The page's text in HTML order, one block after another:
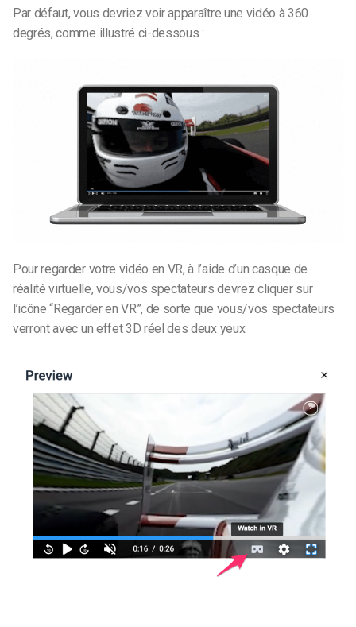
Par défaut, vous devriez voir apparaître une vidéo à 360
degrés, comme illustré ci-dessous :
Pour regarder votre vidéo en VR, à l’aide d’un casque de
réalité virtuelle, vous/vos spectateurs devrez cliquer sur
l’icône “Regarder en VR”, de sorte que vous/vos spectateurs
verront avec un effet 3D réel des deux yeux.